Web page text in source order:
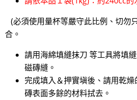
(必須使用量杯等嚴守此比例、切勿
合。
請用海綿填縫抹刀 等工具將填
磁磚縫。
完成填入＆押實塡後、請用乾
磚表面多餘的材料拭去。